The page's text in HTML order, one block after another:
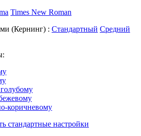
Times New Roman
(Кернинг) : Стандартный Средний
коричневому
стандартные настройки